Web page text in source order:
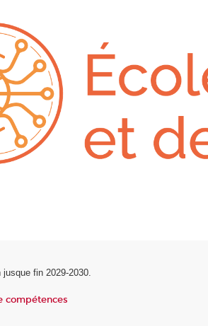
fin 2029-2030.
compétences